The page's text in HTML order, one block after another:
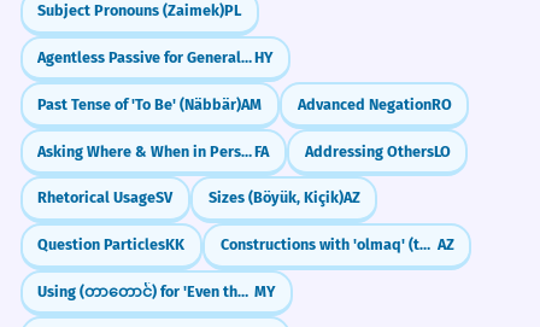
Subject Pronouns (Zaimek)PL
Agentless Passive for General StatementsHY
Past Tense of 'To Be' (Näbbär)AM Advanced NegationRO
Asking Where & When in Persian: kojā and keyFA Addressing OthersLO
Rhetorical UsageSV Sizes (Böyük, Kiçik)AZ
Question ParticlesKK Constructions with 'olmaq' (to be/become) AZ
Using (တာတောင်) for 'Even though' MY